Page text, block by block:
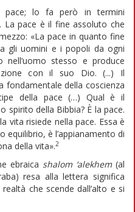
pace; lo fa però in termini
La pace è il fine assoluto che
«La pace in quanto fine
gli uomini e i popoli da ogni
nell’uomo stesso e produce
con il suo Dio. (...) Il
fondamentale della coscienza
della pace (…) Qual è il
spirito della Bibbia? È la pace.
vita risiede nella pace. Essa è
equilibrio, è l’appianamento di
della vita».2
ebraica shalom ‘alekhem (al
resa alla lettera significa
che scende dall’alto e si